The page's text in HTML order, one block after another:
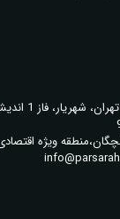
آدرس و
ویژه